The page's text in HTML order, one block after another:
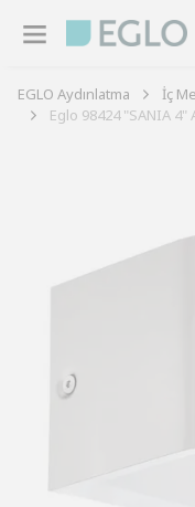
EGLO Aydınlatma İç
Eglo 98424 "SANIA